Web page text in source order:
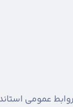
عمومی